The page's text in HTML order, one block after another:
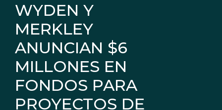
WYDEN Y
MERKLEY
ANUNCIAN $6
MILLONES EN
FONDOS PARA
PROYECTOS DE